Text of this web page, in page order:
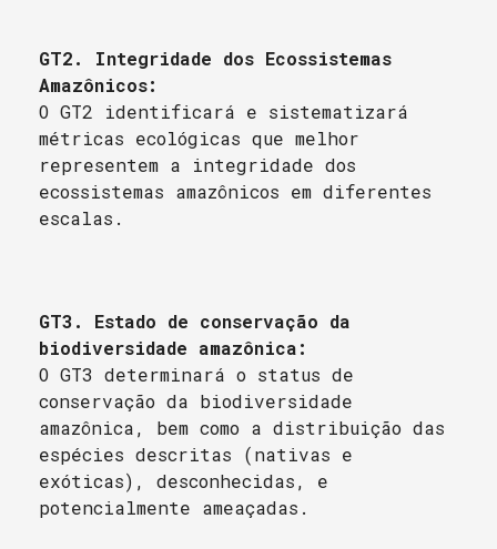
GT2. Integridade dos Ecossistemas
Amazônicos:
O GT2 identificará e sistematizará
métricas ecológicas que melhor
representem a integridade dos
ecossistemas amazônicos em diferentes
escalas.
GT3. Estado de conservação da
biodiversidade amazônica:
O GT3 determinará o status de
conservação da biodiversidade
amazônica, bem como a distribuição das
espécies descritas (nativas e
exóticas), desconhecidas, e
potencialmente ameaçadas.